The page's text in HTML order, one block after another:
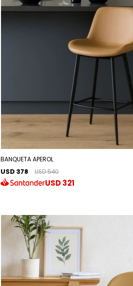
BANQUETA APEROL
USD 378 USD 540
USD321